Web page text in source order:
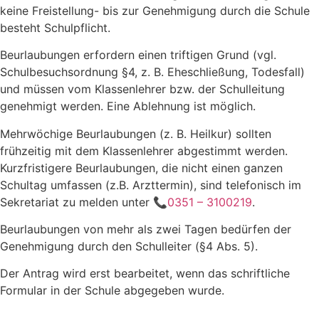
keine Freistellung- bis zur Genehmigung durch die Schule
besteht Schulpflicht.
Beurlaubungen erfordern einen triftigen Grund (vgl.
Schulbesuchsordnung §4, z. B. Eheschließung, Todesfall)
und müssen vom Klassenlehrer bzw. der Schulleitung
genehmigt werden. Eine Ablehnung ist möglich.
Mehrwöchige Beurlaubungen (z. B. Heilkur) sollten
frühzeitig mit dem Klassenlehrer abgestimmt werden.
Kurzfristigere Beurlaubungen, die nicht einen ganzen
Schultag umfassen (z.B. Arzttermin), sind telefonisch im
Sekretariat zu melden unter 📞0351 – 3100219.
Beurlaubungen von mehr als zwei Tagen bedürfen der
Genehmigung durch den Schulleiter (§4 Abs. 5).
Der Antrag wird erst bearbeitet, wenn das schriftliche
Formular in der Schule abgegeben wurde.